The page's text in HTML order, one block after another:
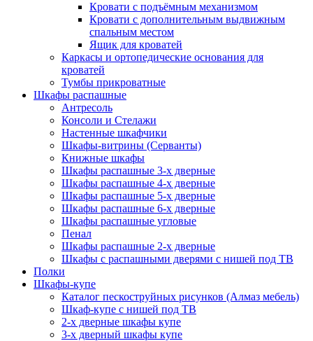
Кровати с подъёмным механизмом
Кровати с дополнительным выдвижным
спальным местом
Ящик для кроватей
Каркасы и ортопедические основания для
кроватей
Тумбы прикроватные
Шкафы распашные
Антресоль
Консоли и Стелажи
Настенные шкафчики
Шкафы-витрины (Серванты)
Книжные шкафы
Шкафы распашные 3-х дверные
Шкафы распашные 4-х дверные
Шкафы распашные 5-х дверные
Шкафы распашные 6-х дверные
Шкафы распашные угловые
Пенал
Шкафы распашные 2-х дверные
Шкафы с распашными дверями с нишей под ТВ
Полки
Шкафы-купе
Каталог пескоструйных рисунков (Алмаз мебель)
Шкаф-купе с нишей под ТВ
2-х дверные шкафы купе
3-х дверный шкафы купе